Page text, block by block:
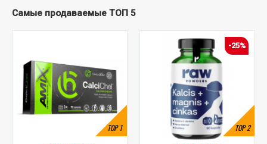
Самые продаваемые ТОП 5
TOP1 TOP2
-25%